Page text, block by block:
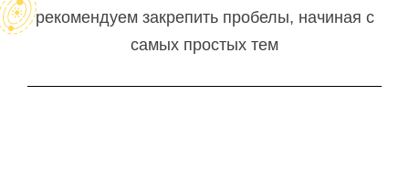
рекомендуем закрепить пробелы, начиная с
самых простых тем